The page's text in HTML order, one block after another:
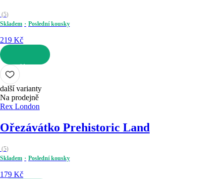
(5)
Skladem
Poslední kousky
219 Kč
DO KOŠÍKU
další varianty
Na prodejně
Rex London
Ořezávátko Prehistoric Land
(5)
Skladem
Poslední kousky
179 Kč